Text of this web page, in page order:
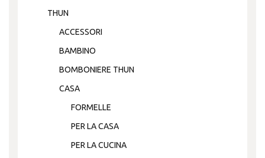
THUN
ACCESSORI
BAMBINO
BOMBONIERE THUN
CASA
FORMELLE
PER LA CASA
PER LA CUCINA